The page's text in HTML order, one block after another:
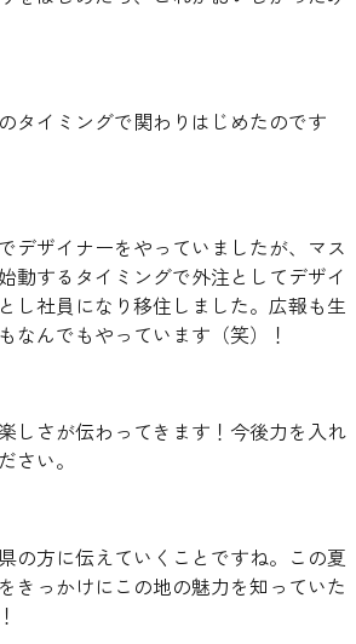
タイミングで関わりはじめたのです
デザイナーをやっていましたが、マス
動するタイミングで外注としてデザイ
し社員になり移住しました。広報も生
なんでもやっています（笑）！
しさが伝わってきます！今後力を入れ
さい。
の方に伝えていくことですね。この夏
きっかけにこの地の魅力を知っていた